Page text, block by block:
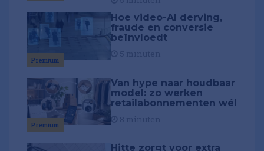
Premium
Hoe video-AI derving,
fraude en conversie
beïnvloedt
Premium
Van hype naar houdbaar
model: zo werken
retailabonnementen wél
Hitte zorgt voor extra